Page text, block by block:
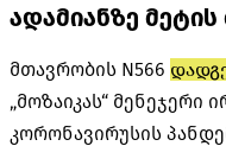
ადამიანზე მეტის
მთავრობის N566
„მოზაიკას“ მენეჯერი
კორონავირუსის